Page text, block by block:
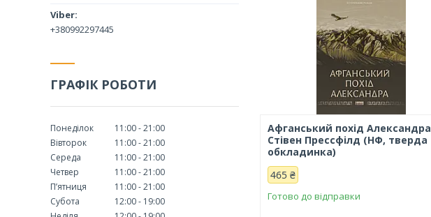
Афганський похід Александра
Стівен Прессфілд (НФ, тверда
обкладинка)
465 ₴
Готово до відправки
+380992297445
ГРАФІК РОБОТИ
Понеділок 11:00 21:00
Вівторок
11:00 21:00
Середа
11:00 21:00
Четвер
11:00 21:00
Пʼятниця
11:00 21:00
Субота
12:00
19:00